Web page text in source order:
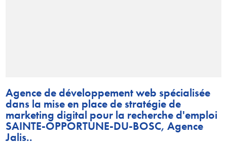
Agence de développement web spécialisée
dans la mise en place de stratégie de
marketing digital pour la recherche d'emploi
SAINTE-OPPORTUNE-DU-BOSC, Agence
Jalis..